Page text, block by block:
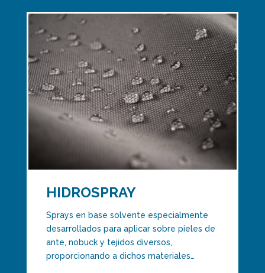
HIDROSPRAY
Sprays en base solvente especialmente
desarrollados para aplicar sobre pieles de
ante, nobuck y tejidos diversos,
proporcionando a dichos materiales…